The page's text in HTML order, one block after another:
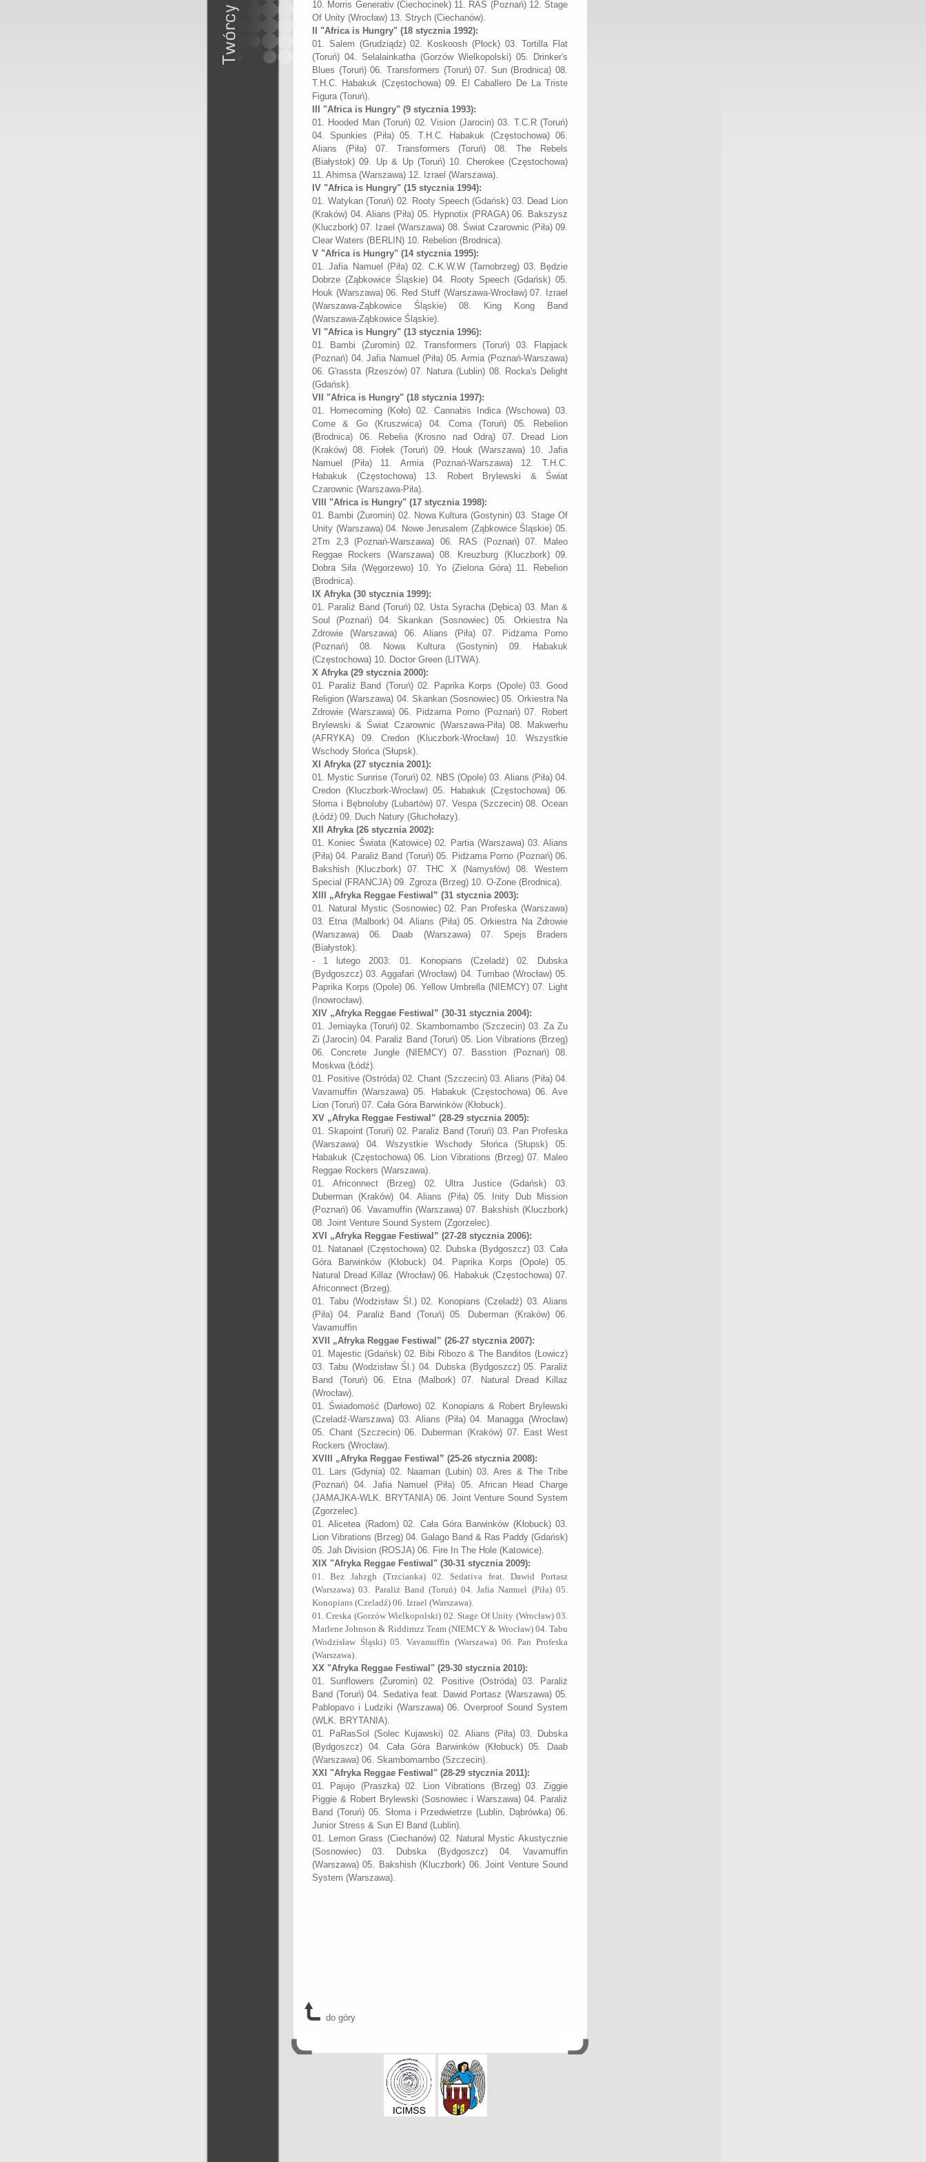
10. Morris Generativ (Ciechocinek) 11. RAS (Poznań) 12. Stage
Of Unity (Wrocław) 13. Strych (Ciechanów).
II "Africa is Hungry" (18 stycznia 1992):
01. Salem (Grudziądz) 02. Koskoosh (Płock) 03. Tortilla Flat
(Toruń) 04. Selalainkatha (Gorzów Wielkopolski) 05. Drinker's
Blues (Toruń) 06. Transformers (Toruń) 07. Sun (Brodnica) 08.
T.H.C. Habakuk (Częstochowa) 09. El Caballero De La Triste
Figura (Toruń).
"Africa is Hungry" (9 stycznia 1993):
01. Hooded Man (Toruń) 02. Vision (Jarocin) 03. T.C.R (Toruń)
04. Spunkies (Piła) 05. T.H.C. Habakuk (Częstochowa) 06.
Alians (Piła) 07. Transformers (Toruń) 08. The Rebels
(Białystok) 09. Up & Up (Toruń) 10. Cherokee (Częstochowa)
11. Ahimsa (Warszawa) 12. Izrael (Warszawa).
IV "Africa is Hungry" (15 stycznia 1994):
01. Watykan (Toruń) 02. Rooty Speech (Gdańsk) 03. Dead Lion
(Kraków) 04. Alians (Piła) 05. Hypnotix (PRAGA) 06. Bakszysz
(Kluczbork) 07. Izael (Warszawa) 08. Świat Czarownic (Piła) 09.
Clear Waters (BERLIN) 10. Rebelion (Brodnica).
V "Africa is Hungry" (14 stycznia 1995):
01. Jafia Namuel (Piła) 02. C.K.W.W (Tarnobrzeg) 03. Będzie
Dobrze (Ząbkowice Śląskie) 04. Rooty Speech (Gdańsk) 05.
Houk (Warszawa) 06. Red Stuff (Warszawa-Wrocław) 07. Izrael
(Warszawa-Ząbkowice Śląskie) 08. King Kong Band
(Warszawa-Ząbkowice Śląskie).
VI "Africa is Hungry" (13 stycznia 1996):
01. Bambi (Żuromin) 02. Transformers (Toruń) 03. Flapjack
(Poznań) 04. Jafia Namuel (Piła) 05. Armia (Poznań-Warszawa)
06. G'rassta (Rzeszów) 07. Natura (Lublin) 08. Rocka's Delight
(Gdańsk).
VII "Africa is Hungry" (18 stycznia 1997):
01. Homecoming (Koło) 02. Cannabis Indica (Wschowa) 03.
Come & Go (Kruszwica) 04. Coma (Toruń) 05. Rebelion
(Brodnica) 06. Rebelia (Krosno nad Odrą) 07. Dread Lion
(Kraków) 08. Fiołek (Toruń) 09. Houk (Warszawa) 10. Jafia
Namuel (Piła) 11. Armia (Poznań-Warszawa) 12. T.H.C.
Habakuk (Częstochowa) 13. Robert Brylewski & Świat
Czarownic (Warszawa-Piła).
VIII "Africa is Hungry" (17 stycznia 1998):
01. Bambi (Żuromin) 02. Nowa Kultura (Gostynin) 03. Stage Of
Unity (Warszawa) 04. Nowe Jerusalem (Ząbkowice Śląskie) 05.
2Tm 2,3 (Poznań-Warszawa) 06. RAS (Poznań) 07. Maleo
Reggae Rockers (Warszawa) 08. Kreuzburg (Kluczbork) 09.
Dobra Siła (Węgorzewo) 10. Yo (Zielona Góra) 11. Rebelion
(Brodnica).
IX Afryka (30 stycznia 1999):
01. Paraliż Band (Toruń) 02. Usta Syracha (Dębica) 03. Man &
Soul (Poznań) 04. Skankan (Sosnowiec) 05. Orkiestra Na
Zdrowie (Warszawa) 06. Alians (Piła) 07. Pidżama Porno
(Poznań) 08. Nowa Kultura (Gostynin) 09. Habakuk
(Częstochowa) 10. Doctor Green (LITWA).
X Afryka (29 stycznia 2000):
01. Paraliż Band (Toruń) 02. Paprika Korps (Opole) 03. Good
Religion (Warszawa) 04. Skankan (Sosnowiec) 05. Orkiestra Na
Zdrowie (Warszawa) 06. Pidżama Porno (Poznań) 07. Robert
Brylewski & Świat Czarownic (Warszawa-Piła) 08. Makwerhu
(AFRYKA) 09. Credon (Kluczbork-Wrocław) 10. Wszystkie
Wschody Słońca (Słupsk).
XI Afryka(27 stycznia 2001):
01. Mystic Sunrise (Toruń) 02. NBS (Opole) 03. Alians (Piła) 04.
Credon (Kluczbork-Wrocław) 05. Habakuk (Częstochowa) 06.
Słoma i Bębnoluby (Lubartów) 07. Vespa (Szczecin) 08. Ocean
(Łódź) 09. Duch Natury (Głuchołazy).
XII Afryka(26 stycznia 2002):
01. Koniec Świata (Katowice) 02. Partia (Warszawa) 03. Alians
(Piła) 04. Paraliż Band (Toruń) 05. Pidżama Porno (Poznań) 06.
Bakshish (Kluczbork) 07. THC X (Namysłów) 08. Western
Special (FRANCJA) 09. Zgroza (Brzeg) 10. O-Zone (Brodnica).
XIII „Afryka Reggae Festiwal” (31 stycznia 2003):
01. Natural Mystic (Sosnowiec) 02. Pan Profeska (Warszawa)
03. Etna (Malbork) 04. Alians (Piła) 05. Orkiestra Na Zdrowie
(Warszawa) 06. Daab (Warszawa) 07. Spejs Braders
(Białystok).
- 1 lutego 2003: 01. Konopians (Czeladź) 02. Dubska
(Bydgoszcz) 03. Aggafari (Wrocław) 04. Tumbao (Wrocław) 05.
Paprika Korps (Opole) 06. Yellow Umbrella (NIEMCY) 07. Light
(Inowrocław).
XIV „Afryka Reggae Festiwal” (30-31 stycznia 2004):
01. Jemiayka (Toruń) 02. Skambomambo (Szczecin) 03. Za Zu
Zi (Jarocin) 04. Paraliż Band (Toruń) 05. Lion Vibrations (Brzeg)
06. Concrete Jungle (NIEMCY) 07. Basstion (Poznań) 08.
Moskwa (Łódź).
01. Positive (Ostróda) 02. Chant (Szczecin) 03. Alians (Piła) 04.
Vavamuffin (Warszawa) 05. Habakuk (Częstochowa) 06. Ave
Lion (Toruń) 07. Cała Góra Barwinków (Kłobuck).
XV „Afryka Reggae Festiwal” (28-29 stycznia 2005):
01. Skapoint (Toruń) 02. Paraliż Band (Toruń) 03. Pan Profeska
(Warszawa) 04. Wszystkie Wschody Słońca (Słupsk) 05.
Habakuk (Częstochowa) 06. Lion Vibrations (Brzeg) 07. Maleo
Reggae Rockers (Warszawa).
01. Africonnect (Brzeg) 02. Ultra Justice (Gdańsk) 03.
Duberman (Kraków) 04. Alians (Piła) 05. Inity Dub Mission
(Poznań) 06. Vavamuffin (Warszawa) 07. Bakshish (Kluczbork)
08. Joint Venture Sound System (Zgorzelec).
XVI „Afryka Reggae Festiwal” (27-28 stycznia 2006):
01. Natanael (Częstochowa) 02. Dubska (Bydgoszcz) 03. Cała
Góra Barwinków (Kłobuck) 04. Paprika Korps (Opole) 05.
Natural Dread Killaz (Wrocław) 06. Habakuk (Częstochowa) 07.
Africonnect (Brzeg).
01. Tabu (Wodzisław Śl.) 02. Konopians (Czeladź) 03. Alians
(Piła) 04. Paraliż Band (Toruń) 05. Duberman (Kraków) 06.
Vavamuffin
XVII „Afryka Reggae Festiwal” (26-27 stycznia 2007):
01. Majestic (Gdańsk) 02. Bibi Ribozo & The Banditos (Łowicz)
03. Tabu (Wodzisław Śl.) 04. Dubska (Bydgoszcz) 05. Paraliż
Band (Toruń) 06. Etna (Malbork) 07. Natural Dread Killaz
(Wrocław).
01. Świadomość (Darłowo) 02. Konopians & Robert Brylewski
(Czeladź-Warszawa) 03. Alians (Piła) 04. Managga (Wrocław)
05. Chant (Szczecin) 06. Duberman (Kraków) 07. East West
Rockers (Wrocław).
XVIII „Afryka Reggae Festiwal” (25-26 stycznia 2008):
01. Lars (Gdynia) 02. Naaman (Lubin) 03. Ares & The Tribe
(Poznań) 04. Jafia Namuel (Piła) 05. African Head Charge
(JAMAJKA-WLK. BRYTANIA) 06. Joint Venture Sound System
(Zgorzelec).
01. Alicetea (Radom) 02. Cała Góra Barwinków (Kłobuck) 03.
Lion Vibrations (Brzeg) 04. Galago Band & Ras Paddy (Gdańsk)
05. Jah Division (ROSJA) 06. Fire In The Hole (Katowice).
XIX "Afryka Reggae Festiwal" (30-31 stycznia 2009):
01. Bez Jahzgh (Trzcianka) 02. Sedativa feat. Dawid Portasz
(Warszawa) 03. Paraliż Band (Toruń) 04. Jafia Namuel (Piła) 05.
Konopians (Czeladź) 06. Izrael (Warszawa).
01. Creska (Gorzów Wielkopolski) 02. Stage Of Unity (Wrocław) 03.
Marlene Johnson & Riddimzz Team (NIEMCY & Wrocław) 04. Tabu
(Wodzisław Śląski) 05. Vavamuffin (Warszawa) 06. Pan Profeska
(Warszawa).
XX "Afryka Reggae Festiwal" (29-30 stycznia 2010):
01. Sunflowers (Żuromin) 02. Positive (Ostróda) 03. Paraliż
Band (Toruń) 04. Sedativa feat. Dawid Portasz (Warszawa) 05.
Pablopavo i Ludziki (Warszawa) 06. Overproof Sound System
(WLK. BRYTANIA).
01. PaRasSol (Solec Kujawski) 02. Alians (Piła) 03. Dubska
(Bydgoszcz) 04. Cała Góra Barwinków (Kłobuck) 05. Daab
(Warszawa) 06. Skambomambo (Szczecin).
XXI "Afryka Reggae Festiwal" (28-29 stycznia 2011):
01. Pajujo (Praszka) 02. Lion Vibrations (Brzeg) 03. Ziggie
Piggie & Robert Brylewski (Sosnowiec i Warszawa) 04. Paraliż
Band (Toruń) 05. Słoma i Przedwietrze (Lublin, Dąbrówka) 06.
Junior Stress & Sun El Band (Lublin).
01. Lemon Grass (Ciechanów) 02. Natural Mystic Akustycznie
(Sosnowiec) 03. Dubska (Bydgoszcz) 04. Vavamuffin
(Warszawa) 05. Bakshish (Kluczbork) 06. Joint Venture Sound
System (Warszawa).
do góry